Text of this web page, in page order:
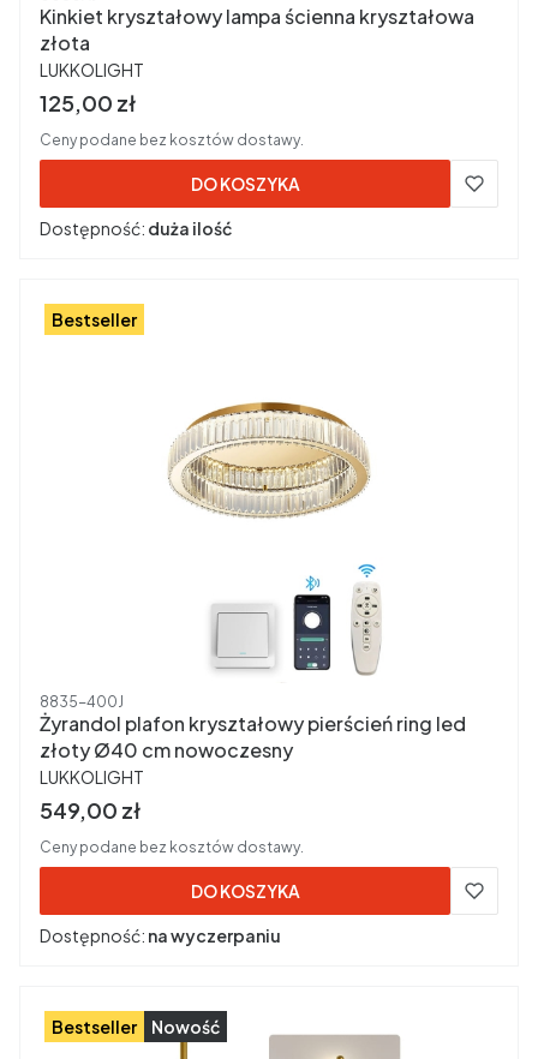
Kinkiet kryształowy lampa ścienna kryształowa
złota
PRODUCENT
LUKKOLIGHT
Cena brutto
125,00 zł
Ceny podane bez kosztów dostawy.
DO KOSZYKA
Dostępność: duża ilość
Bestseller
Kod produktu
8835-400J
Żyrandol plafon kryształowy pierścień ring led
złoty Ø40 cm nowoczesny
PRODUCENT
LUKKOLIGHT
Cena brutto
549,00 zł
Ceny podane bez kosztów dostawy.
DO KOSZYKA
Dostępność: na wyczerpaniu
Bestseller Nowość